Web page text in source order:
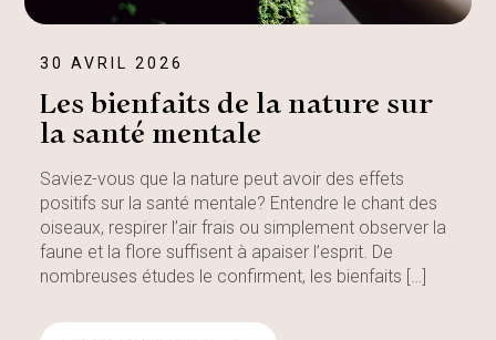
30 AVRIL 2026
Les bienfaits de la nature sur
la santé mentale
Saviez-vous que la nature peut avoir des effets
positifs sur la santé mentale? Entendre le chant des
oiseaux, respirer l’air frais ou simplement observer la
faune et la flore suffisent à apaiser l’esprit. De
nombreuses études le confirment, les bienfaits […]